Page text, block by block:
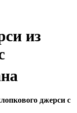
из
джерси с